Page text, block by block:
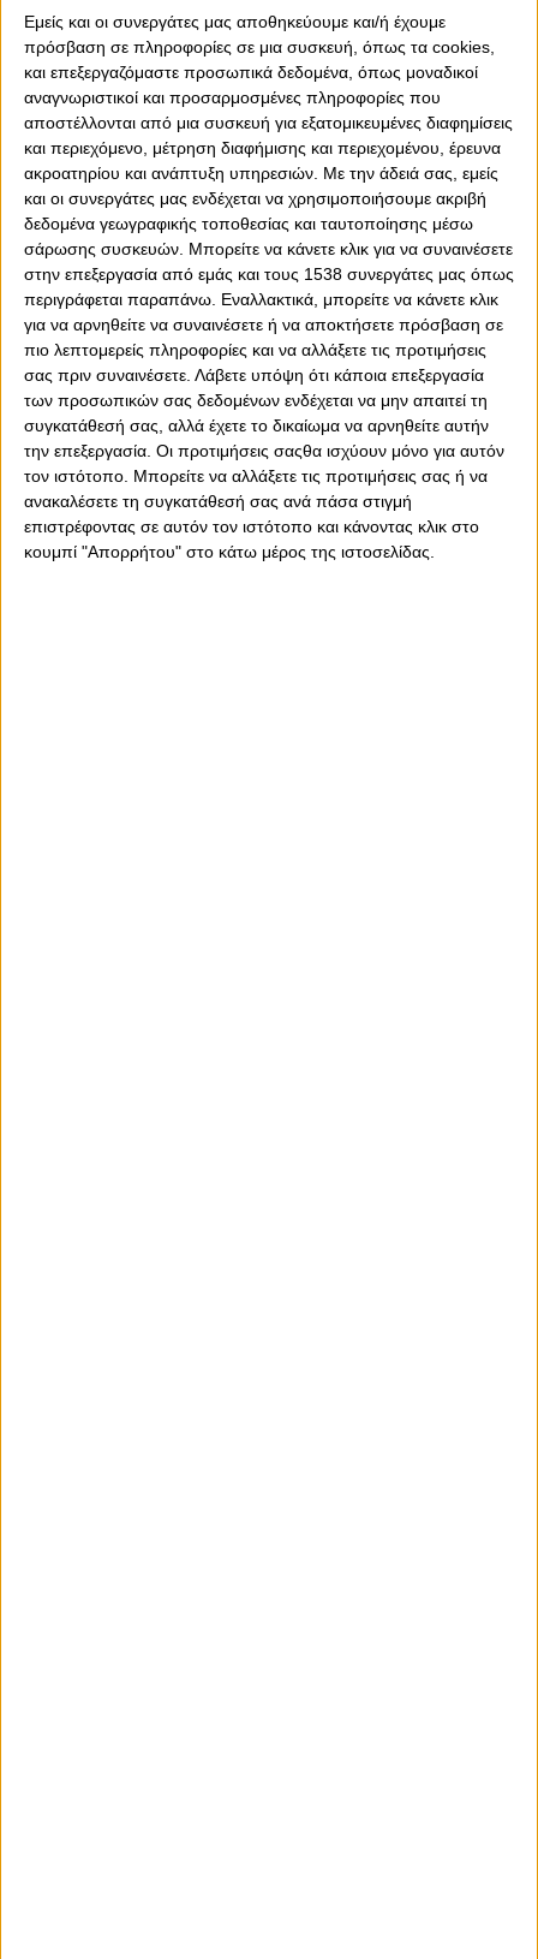
Εμείς και οι συνεργάτες μας αποθηκεύουμε και/ή έχουμε
πρόσβαση σε πληροφορίες σε μια συσκευή, όπως τα cookies,
και επεξεργαζόμαστε προσωπικά δεδομένα, όπως μοναδικοί
αναγνωριστικοί και προσαρμοσμένες πληροφορίες που
αποστέλλονται από μια συσκευή για εξατομικευμένες διαφημίσεις
και περιεχόμενο, μέτρηση διαφήμισης και περιεχομένου, έρευνα
ακροατηρίου και ανάπτυξη υπηρεσιών. Με την άδειά σας, εμείς
και οι συνεργάτες μας ενδέχεται να χρησιμοποιήσουμε ακριβή
δεδομένα γεωγραφικής τοποθεσίας και ταυτοποίησης μέσω
σάρωσης συσκευών. Μπορείτε να κάνετε κλικ για να συναινέσετε
στην επεξεργασία από εμάς και τους 1538 συνεργάτες μας όπως
περιγράφεται παραπάνω. Εναλλακτικά, μπορείτε να κάνετε κλικ
για να αρνηθείτε να συναινέσετε ή να αποκτήσετε πρόσβαση σε
πιο λεπτομερείς πληροφορίες και να αλλάξετε τις προτιμήσεις
σας πριν συναινέσετε. Λάβετε υπόψη ότι κάποια επεξεργασία
των προσωπικών σας δεδομένων ενδέχεται να μην απαιτεί τη
συγκατάθεσή σας, αλλά έχετε το δικαίωμα να αρνηθείτε αυτήν
την επεξεργασία. Οι προτιμήσεις σαςθα ισχύουν μόνο για αυτόν
τον ιστότοπο. Μπορείτε να αλλάξετε τις προτιμήσεις σας ή να
ανακαλέσετε τη συγκατάθεσή σας ανά πάσα στιγμή
επιστρέφοντας σε αυτόν τον ιστότοπο και κάνοντας κλικ στο
κουμπί "Απορρήτου" στο κάτω μέρος της ιστοσελίδας.
Σάββατο, 8 Απριλίου 2023 - 14:31
Ξεμπροστιάζει την ΕΠΟ η
Κυπριακή αστυνομία: «Δεν
έχουμε καμία ενημέρωση για
τελικό Κυπέλλου»
Κωμωδία... Η Κυπριακή Αστυνομία άδειασε την Ομοσπονδία,
βάζοντας... φρένο για το μεγάλο ποδοσφαιρικό ραντεβού στο
ΓΣΠ...